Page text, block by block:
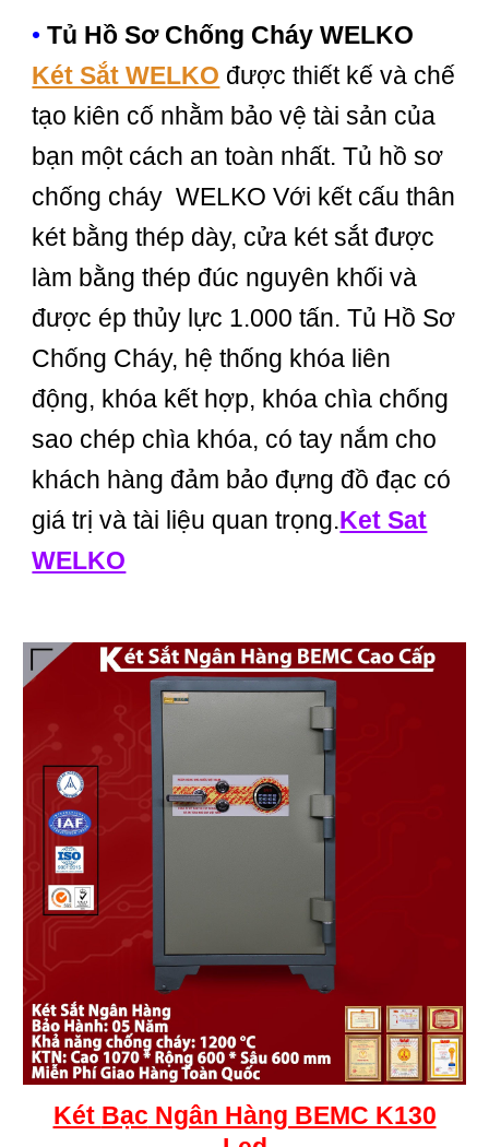
• Tủ Hồ Sơ Chống Cháy WELKO
Két Sắt WELKO được thiết kế và chế
tạo kiên cố nhằm bảo vệ tài sản của
bạn một cách an toàn nhất. Tủ hồ sơ
chống cháy WELKO Với kết cấu thân
két bằng thép dày, cửa két sắt được
làm bằng thép đúc nguyên khối và
được ép thủy lực 1.000 tấn. Tủ Hồ Sơ
Chống Cháy, hệ thống khóa liên
động, khóa kết hợp, khóa chìa chống
sao chép chìa khóa, có tay nắm cho
khách hàng đảm bảo đựng đồ đạc có
giá trị và tài liệu quan trọng.Ket Sat
WELKO
Két Bạc Ngân Hàng BEMC K130